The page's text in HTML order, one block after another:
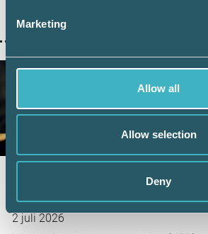
Marketing
Allow all
Allow selection
Deny
ger färre kompletteringar och snabbare
Nytt HFD-besked: Ingen
2 juli 2026